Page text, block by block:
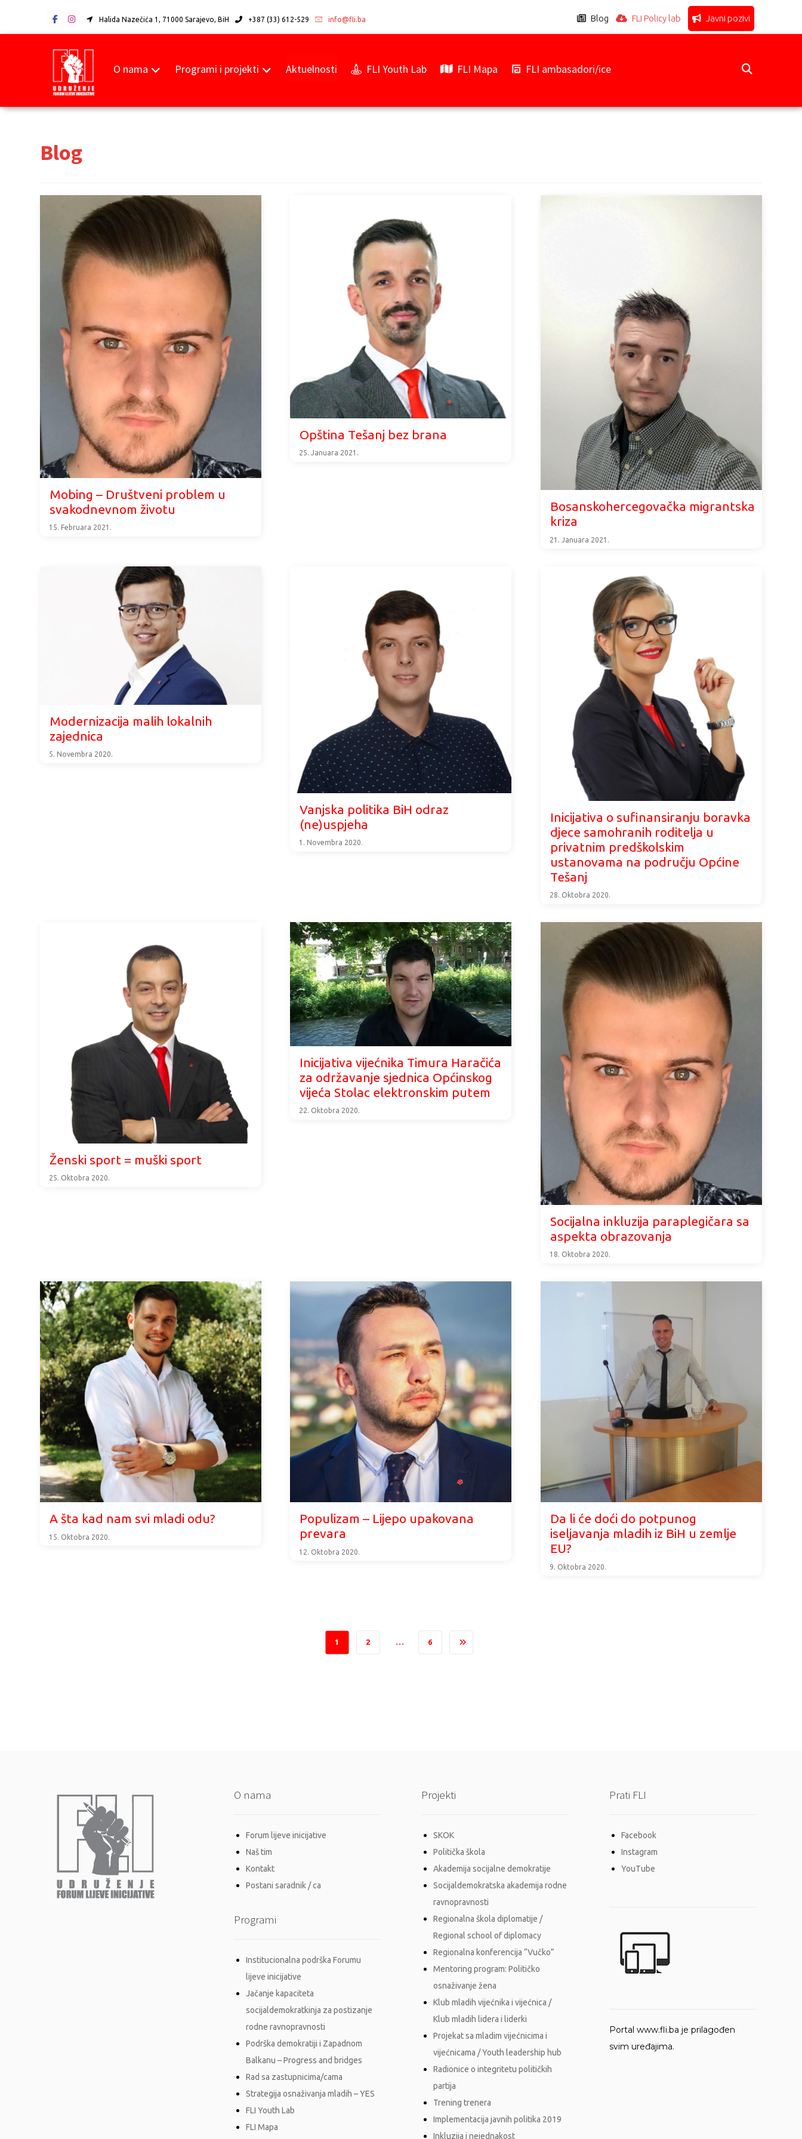
Halida Nazečića 1, 71000 Sarajevo, BiH +387 (33) 612-529 info@fli.ba Blog FLI Policy lab Javni pozivi
O nama Programi i projekti Aktuelnosti FLI Youth Lab FLI Mapa FLI ambasadori/ice
Blog
Mobing – Društveni problem u
svakodnevnom životu
15. Februara 2021.
Opština Tešanj bez brana
25. Januara 2021.
Bosanskohercegovačka migrantska
kriza
21. Januara 2021.
Modernizacija malih lokalnih
zajednica
5. Novembra 2020.
Vanjska politika BiH odraz
(ne)uspjeha
1. Novembra 2020.
Inicijativa o sufinansiranju boravka
djece samohranih roditelja u
privatnim predškolskim
ustanovama na području Općine
Tešanj
28. Oktobra 2020.
Ženski sport = muški sport
25. Oktobra 2020.
Inicijativa vijećnika Timura Haračića
za održavanje sjednica Općinskog
vijeća Stolac elektronskim putem
22. Oktobra 2020.
Socijalna inkluzija paraplegičara sa
aspekta obrazovanja
18. Oktobra 2020.
A šta kad nam svi mladi odu?
15. Oktobra 2020.
Populizam – Lijepo upakovana
prevara
12. Oktobra 2020.
Da li će doći do potpunog
iseljavanja mladih iz BiH u zemlje
EU?
9. Oktobra 2020.
1 2 … 6
O nama
Forum lijeve inicijative
Naš tim
Kontakt
Postani saradnik / ca
Programi
Institucionalna podrška Forumu
lijeve inicijative
Jačanje kapaciteta
socijaldemokratkinja za postizanje
rodne ravnopravnosti
Podrška demokratiji i Zapadnom
Balkanu – Progress and bridges
Rad sa zastupnicima/cama
Strategija osnaživanja mladih – YES
FLI Youth Lab
FLI Mapa
Projekti
SKOK
Politička škola
Akademija socijalne demokratije
Socijaldemokratska akademija rodne
ravnopravnosti
Regionalna škola diplomatije /
Regional school of diplomacy
Regionalna konferencija “Vučko”
Mentoring program: Političko
osnaživanje žena
Klub mladih vijećnika i vijećnica /
Klub mladih lidera i liderki
Projekat sa mladim vijećnicima i
vijećnicama / Youth leadership hub
Radionice o integritetu političkih
partija
Trening trenera
Implementacija javnih politika 2019
Inkluzija i nejednakost
Prati FLI
Facebook
Instagram
YouTube
Portal www.fli.ba je prilagođen
svim uređajima.